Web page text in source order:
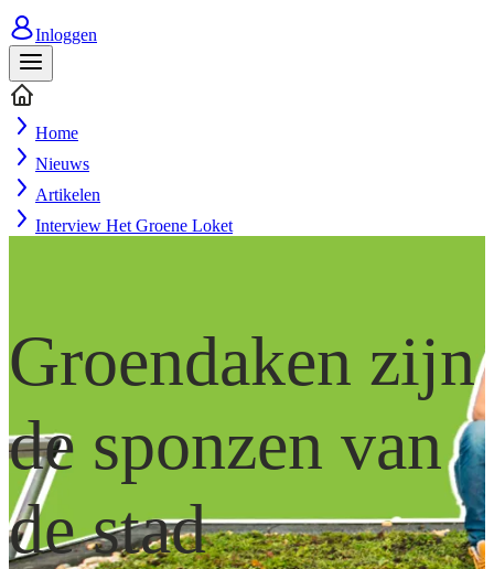
Inloggen
Home
Nieuws
Artikelen
Interview Het Groene Loket
Groendaken zijn
de sponzen van
de stad